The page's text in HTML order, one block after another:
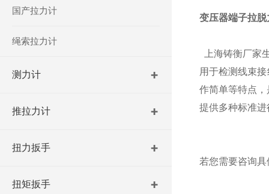
国产拉力计
绳索拉力计
测力计
推拉力计
扭力扳手
扭矩扳手
变压器端子拉
上海铸衡厂家
用于检测线束
作简单等特点
提供多种标准
若您需要咨询